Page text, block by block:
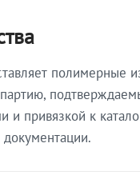
полимерные
и привязкой к
документации.